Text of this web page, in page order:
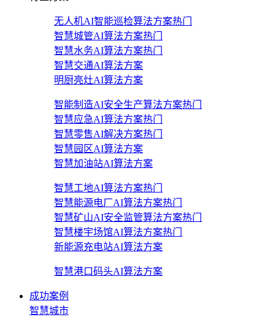
无人机AI智能巡检算法方案热门
智慧城管AI算法方案热门
智慧水务AI算法方案热门
智慧交通AI算法方案
明厨亮灶AI算法方案
智能制造AI安全生产算法方案热门
智慧应急AI算法方案热门
智慧零售AI解决方案热门
智慧园区AI算法方案
智慧加油站AI算法方案
智慧工地AI算法方案热门
智慧能源电厂AI算法方案热门
智慧矿山AI安全监管算法方案热门
智慧楼宇场馆AI算法方案热门
新能源充电站AI算法方案
智慧港口码头AI算法方案
成功案例
智慧城市